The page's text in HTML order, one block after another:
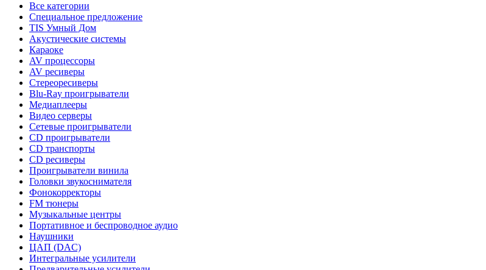
Все категории
Специальное предложение
TIS Умный Дом
Акустические системы
Караоке
AV процессоры
AV ресиверы
Стереоресиверы
Blu-Ray проигрыватели
Медиаплееры
Видео серверы
Сетевые проигрыватели
CD проигрыватели
CD транспорты
CD ресиверы
Проигрыватели винила
Головки звукоснимателя
Фонокорректоры
FM тюнеры
Музыкальные центры
Портативное и беспроводное аудио
Наушники
ЦАП (DAC)
Интегральные усилители